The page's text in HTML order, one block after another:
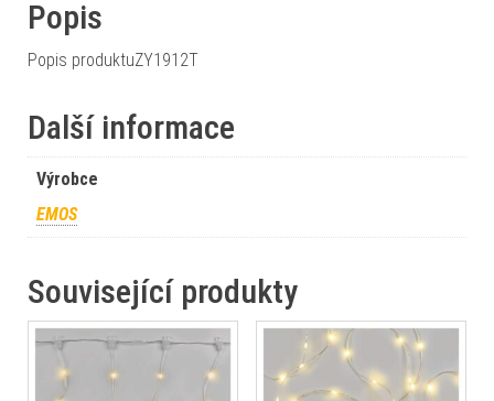
Popis
Popis produktuZY1912T
Další informace
Výrobce
EMOS
Související produkty